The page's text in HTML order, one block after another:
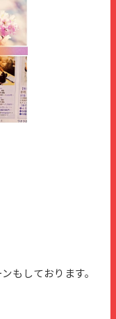
もしております。